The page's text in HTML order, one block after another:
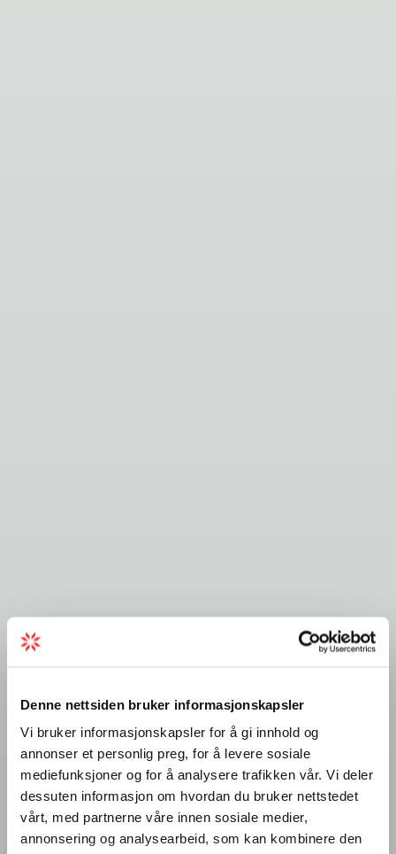
Denne nettsiden bruker informasjonskapsler
Vi bruker informasjonskapsler for å gi innhold og
annonser et personlig preg, for å levere sosiale
mediefunksjoner og for å analysere trafikken vår. Vi deler
dessuten informasjon om hvordan du bruker nettstedet
vårt, med partnerne våre innen sosiale medier,
annonsering og analysearbeid, som kan kombinere den